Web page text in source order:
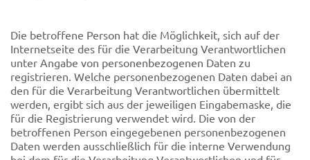
Die betroffene Person hat die Möglichkeit, sich auf der
Internetseite des für die Verarbeitung Verantwortlichen
unter Angabe von personenbezogenen Daten zu
registrieren. Welche personenbezogenen Daten dabei an
den für die Verarbeitung Verantwortlichen übermittelt
werden, ergibt sich aus der jeweiligen Eingabemaske, die
für die Registrierung verwendet wird. Die von der
betroffenen Person eingegebenen personenbezogenen
Daten werden ausschließlich für die interne Verwendung